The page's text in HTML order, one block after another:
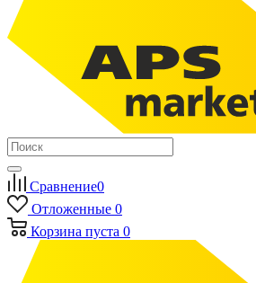
Сравнение0
Отложенные 0
Корзина пуста 0